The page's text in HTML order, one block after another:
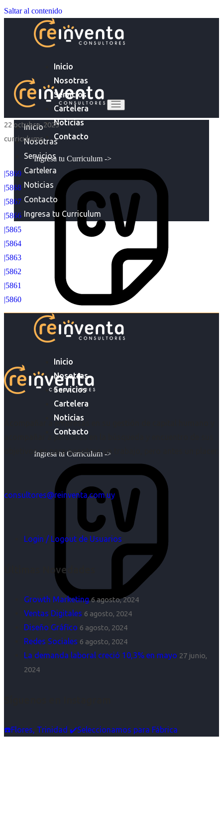
Saltar al contenido
Inicio
Nosotras
Servicios
Cartelera
Noticias
Contacto
Ingresa tu Curriculum ->
Inicio
Nosotras
Servicios
Cartelera
Noticias
Contacto
Ingresa tu Curriculum ->
Inicio
Nosotras
Servicios
Cartelera
Noticias
Contacto
Ingresa tu Curriculum
22 octubre, 2025
curriculums
|5869
|5868
|5867
|5866
|5865
|5864
|5863
|5862
|5861
|5860
Acompañar a empresas en su gestión de capital humano y
acompañar a personas en la búsqueda y encuentro de sus
objetivos es para nosotros un trabajo, pero antes un placer.
consultores@reinventa.com.uy
Login / Logout de Usuarios
Últimas Novedades
Growth Marketing 6 agosto, 2024
Ventas Digitales 6 agosto, 2024
Diseño Gráfico 6 agosto, 2024
Redes Sociales 6 agosto, 2024
La demanda laboral creció 10,3% en mayo 27 junio,
2024
☎️Flores, Trinidad ✔️Seleccionamos para Fábrica